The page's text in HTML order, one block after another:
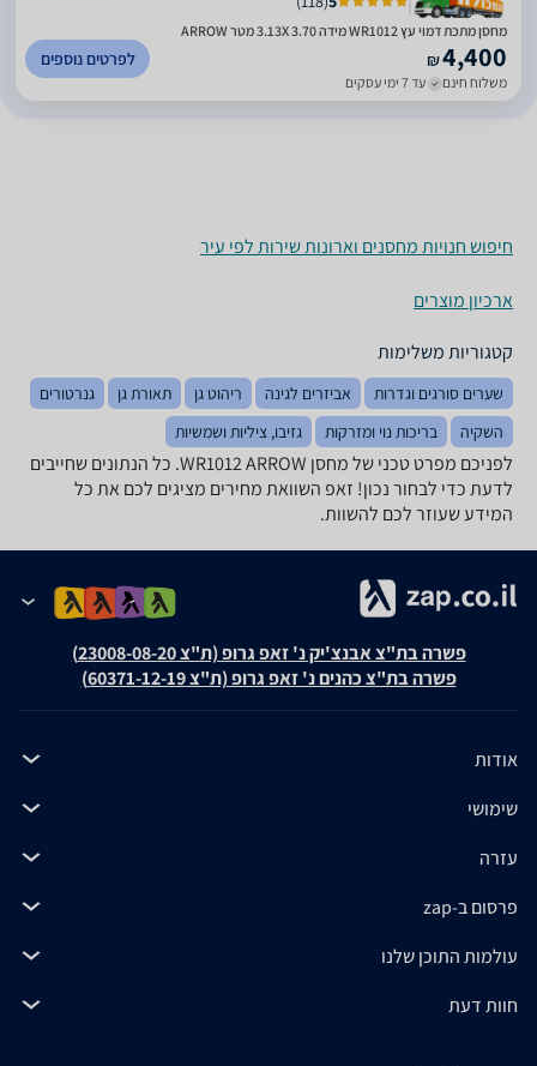
מחסן מתכת דמוי עץ WR1012 מידה 3.13X 3.70 מטר ARROW
₪4,400
משלוח חינם עד 7 ימי עסקים
לפרטים נוספים
חיפוש חנויות מחסנים וארונות שירות לפי עיר
ארכיון מוצרים
קטגוריות משלימות
שערים סורגים וגדרות אביזרים לגינה ריהוט גן תאורת גן
גנרטורים
השקיה
בריכות נוי ומזרקות גזיבו, ציליות ושמשיות
לפניכם מפרט טכני של ‏מחסן WR1012 ARROW. כל הנתונים שחייבים
לדעת כדי לבחור נכון! זאפ השוואת מחירים מציגים לכם את כל
המידע שעוזר לכם להשוות.
פשרה בת"צ אבנצ'יק נ' זאפ גרופ (ת"צ 23008-08-20)
פשרה בת"צ כהנים נ' זאפ גרופ (ת"צ 60371-12-19)
אודות
שימושי
עזרה
פרסום ב-zap
עולמות התוכן שלנו
חוות דעת